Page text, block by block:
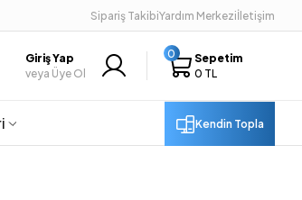
Sipariş TakibiYardım Merkeziİletişim
Giriş Yap
veya Üye Ol
0
Sepetim
0 TL
Kendin Topla